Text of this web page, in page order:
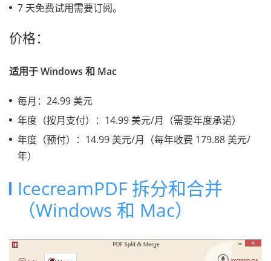
7 天免费试用需要订阅。
价格：
适用于 Windows 和 Mac
每月：24.99 美元
年度（按月支付）：14.99 美元/月（需要年度承诺）
年度（预付）：14.99 美元/月（每年收费 179.88 美元/
年）
IcecreamPDF 拆分和合并
（Windows 和 Mac）